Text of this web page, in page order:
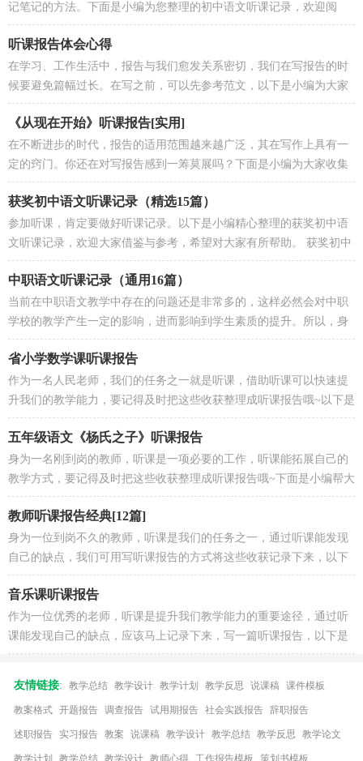
记笔记的方法。下面是小编为您整理的初中语文听课记录，欢迎阅
读。 初中语文听课记录 1 教学流程...
听课报告体会心得
在学习、工作生活中，报告与我们愈发关系密切，我们在写报告的时
候要避免篇幅过长。在写之前，可以先参考范文，以下是小编为大家
收集的听课报告体会心得，欢迎大...
《从现在开始》听课报告[实用]
在不断进步的时代，报告的适用范围越来越广泛，其在写作上具有一
定的窍门。你还在对写报告感到一筹莫展吗？下面是小编为大家收集
的《从现在开始》听课报告，欢迎...
获奖初中语文听课记录（精选15篇）
参加听课，肯定要做好听课记录。以下是小编精心整理的获奖初中语
文听课记录，欢迎大家借鉴与参考，希望对大家有所帮助。 获奖初中
语文听课记录 1 一、导入 教师...
中职语文听课记录（通用16篇）
当前在中职语文教学中存在的问题还是非常多的，这样必然会对中职
学校的教学产生一定的影响，进而影响到学生素质的提升。所以，身
为中职语文教师，要及时采取诸多...
省小学数学课听课报告
作为一名人民老师，我们的任务之一就是听课，借助听课可以快速提
升我们的教学能力，要记得及时把这些收获整理成听课报告哦~以下是
小编为大家收集的省小学数学课...
五年级语文《杨氏之子》听课报告
身为一名刚到岗的教师，听课是一项必要的工作，听课能拓展自己的
教学方式，要记得及时把这些收获整理成听课报告哦~下面是小编帮大
家整理的五年级语文《杨氏之子...
教师听课报告经典[12篇]
身为一位到岗不久的教师，听课是我们的任务之一，通过听课能发现
自己的缺点，我们可用写听课报告的方式将这些收获记录下来，以下
是小编收集整理的教师听课报告，...
音乐课听课报告
作为一位优秀的老师，听课是提升我们教学能力的重要途径，通过听
课能发现自己的缺点，应该马上记录下来，写一篇听课报告，以下是
小编整理的音乐课听课报告，仅供...
友情链接: 教学总结 教学设计 教学计划 教学反思 说课稿 课件模板
教案格式 开题报告 调查报告 试用期报告 社会实践报告 辞职报告
述职报告 实习报告 教案 说课稿 教学设计 教学总结 教学反思 教学论文
教学计划 教学总结 教学设计 教师心得 工作报告模板 策划书模板